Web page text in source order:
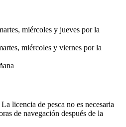
miércoles y jueves por la
miércoles y viernes por la
licencia de pesca no es necesaria
de navegación después de la